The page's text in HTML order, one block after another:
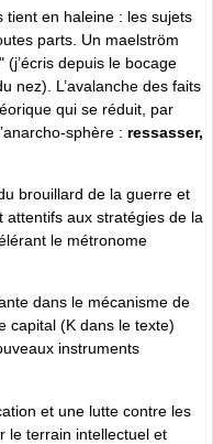
tient en haleine : les sujets
parts. Un maelström
depuis le bocage
nez). L’avalanche des faits
qui se réduit, par
sphère : ressasser,
brouillard de la guerre et
aux stratégies de la
le métronome
dans le mécanisme de
capital (K dans le texte)
instruments
et une lutte contre les
le terrain intellectuel et